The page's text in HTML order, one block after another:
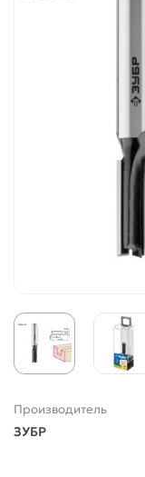
Производитель
ЗУБР